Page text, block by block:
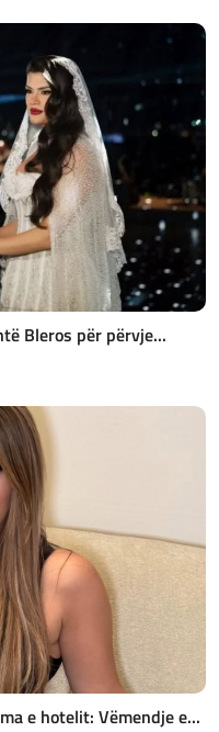
Bleros për përvje...
e hotelit: Vëmendje e...